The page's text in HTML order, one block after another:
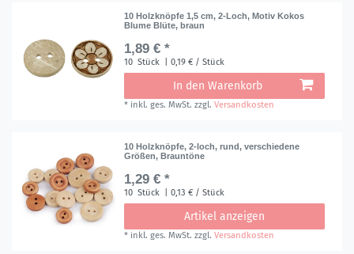
10 Holzknöpfe 1,5 cm, 2-Loch, Motiv Kokos
Blume Blüte, braun
1,89 € *
10 Stück | 0,19 € / Stück
In den Warenkorb
* inkl. ges. MwSt. zzgl.Versandkosten
10 Holzknöpfe, 2-loch, rund, verschiedene
Größen, Brauntöne
1,29 € *
10 Stück | 0,13 € / Stück
Artikel anzeigen
* inkl. ges. MwSt. zzgl.Versandkosten